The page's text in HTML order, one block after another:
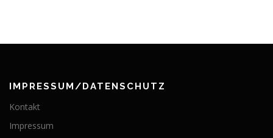
IMPRESSUM/DATENSCHUTZ
Kontakt
Impressum